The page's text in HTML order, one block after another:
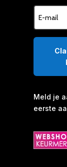
Meld je
eerste